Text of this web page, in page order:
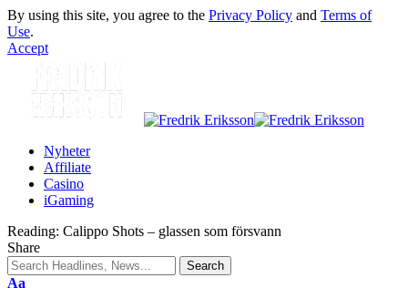
By using this site, you agree to the Privacy Policy and Terms of
Use.
Accept
Nyheter
Affiliate
Casino
iGaming
Reading: Calippo Shots – glassen som försvann
Share
Aa